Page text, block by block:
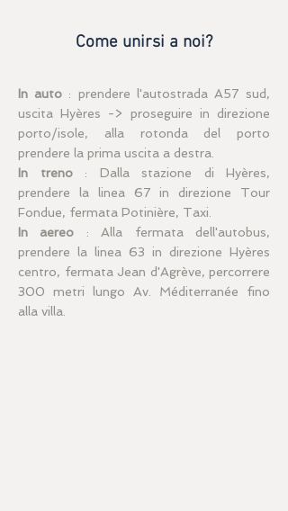
Come unirsi a noi?
In auto : prendere l'autostrada A57 sud,
uscita Hyères -> proseguire in direzione
porto/isole, alla rotonda del porto
prendere la prima uscita a destra.
In treno: Dalla stazione di Hyères,
prendere la linea 67 in direzione Tour
Fondue, fermata Potinière, Taxi.
In aereo : Alla fermata dell'autobus,
prendere la linea 63 in direzione Hyères
centro, fermata Jean d'Agrève, percorrere
300 metri lungo Av. Méditerranée fino
alla villa.